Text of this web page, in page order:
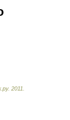
. 2011